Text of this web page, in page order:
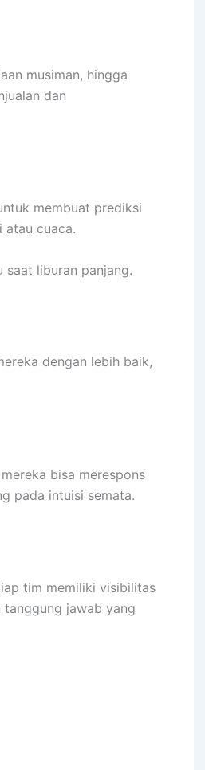
musiman, hingga
dan
membuat prediksi
atau cuaca.
liburan panjang.
dengan lebih baik,
bisa merespons
pada intuisi semata.
tim memiliki visibilitas
jawab yang